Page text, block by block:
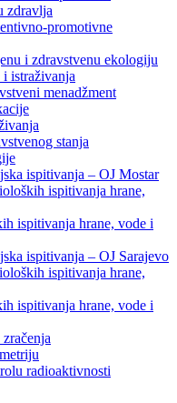
zdravlja
promotivne
i zdravstvenu ekologiju
i istraživanja
menadžment
stanja
ispitivanja – OJ Mostar
ispitivanja hrane,
ispitivanja hrane, vode i
ispitivanja – OJ Sarajevo
ispitivanja hrane,
ispitivanja hrane, vode i
radioaktivnosti